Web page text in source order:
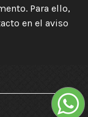
Para ello,
en el aviso